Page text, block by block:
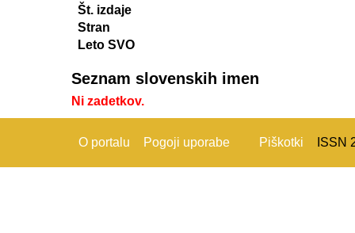
Št. izdaje
Stran
Leto SVO
Seznam slovenskih imen
Ni zadetkov.
O portalu Pogoji uporabe Piškotki ISSN